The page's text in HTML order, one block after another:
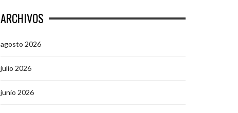
ARCHIVOS
agosto 2026
julio 2026
junio 2026